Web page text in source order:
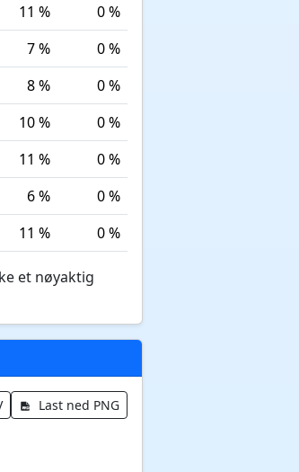
11 %
0 %
7 %
0 %
8 %
0 %
10 %
0 %
11 %
0 %
6 %
0 %
11 % 0 %
et nøyaktig
Last ned PNG